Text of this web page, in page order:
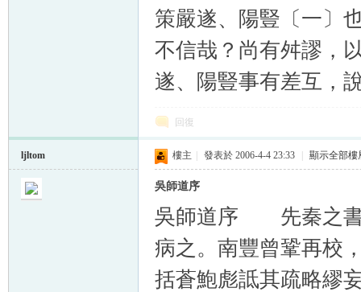
策嚴遂、陽豎〔一〕
不信哉？尚有舛謬，
遂、陽豎事有差互，
回復
ljltom 樓主 發表於 2006-4-4 23:33 顯示全部樓
吳師道序
吳師道序 先秦之書
病之。南豐曾鞏再校
括蒼鮑彪詆其疏略繆